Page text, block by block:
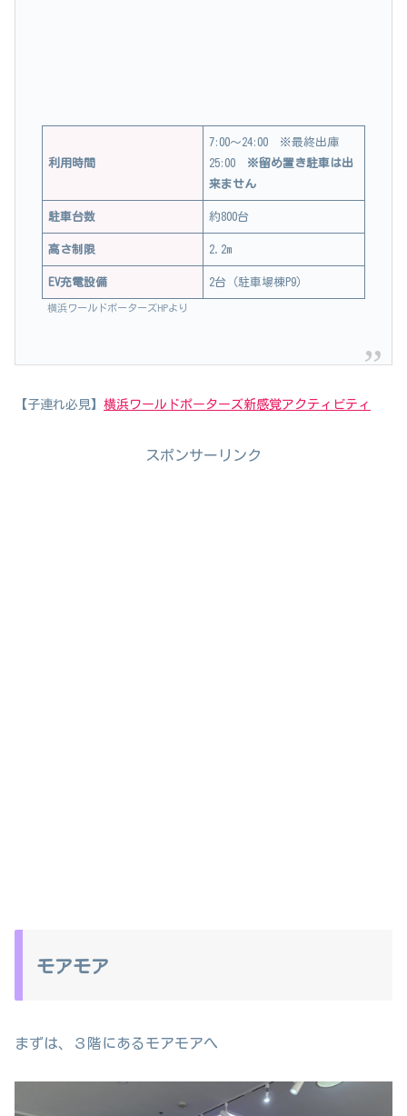
利用時間
7:00～24:00 ※最終出庫
25:00 ※留め置き駐車は出
来ません
駐車台数 約800台
高さ制限 2.2m
EV充電設備 2台（駐車場棟P9）
横浜ワールドポーターズHPより
【子連れ必見】 横浜ワールドポーターズ新感覚アクティビティ
スポンサーリンク
モアモア
まずは、３階にあるモアモアへ